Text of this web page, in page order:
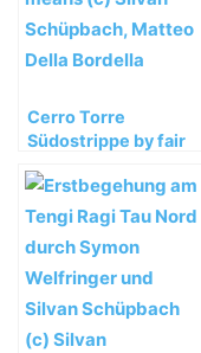
Cerro Torre
Südostrippe by fair